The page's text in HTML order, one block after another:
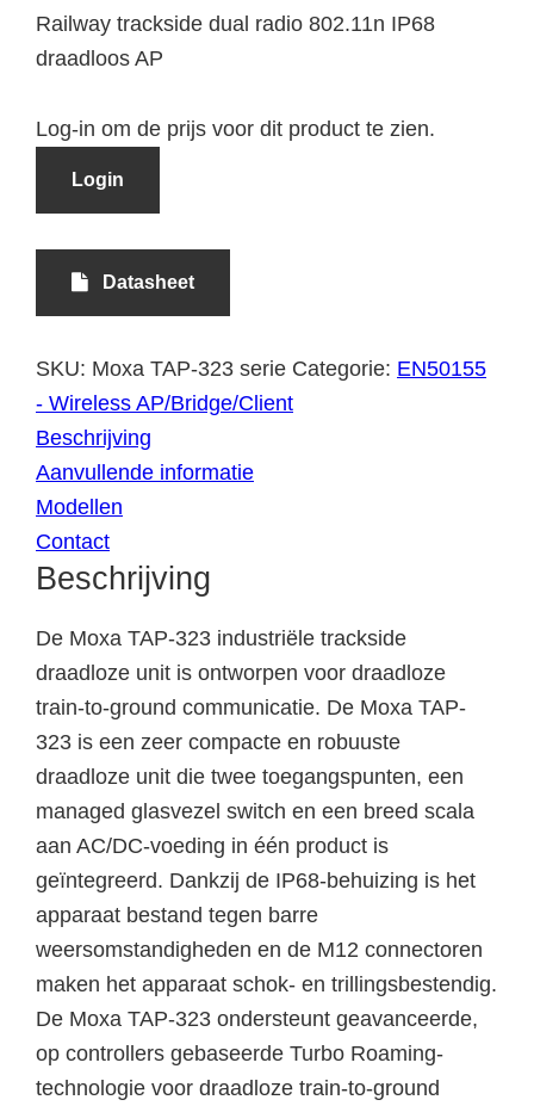
Railway trackside dual radio 802.11n IP68
draadloos AP
Log-in om de prijs voor dit product te zien.
Login
Datasheet
SKU: Moxa TAP-323 serie Categorie: EN50155
- Wireless AP/Bridge/Client
Beschrijving
Aanvullende informatie
Modellen
Contact
Beschrijving
De Moxa TAP-323 industriële trackside
draadloze unit is ontworpen voor draadloze
train-to-ground communicatie. De Moxa TAP-
323 is een zeer compacte en robuuste
draadloze unit die twee toegangspunten, een
managed glasvezel switch en een breed scala
aan AC/DC-voeding in één product is
geïntegreerd. Dankzij de IP68-behuizing is het
apparaat bestand tegen barre
weersomstandigheden en de M12 connectoren
maken het apparaat schok- en trillingsbestendig.
De Moxa TAP-323 ondersteunt geavanceerde,
op controllers gebaseerde Turbo Roaming-
technologie voor draadloze train-to-ground